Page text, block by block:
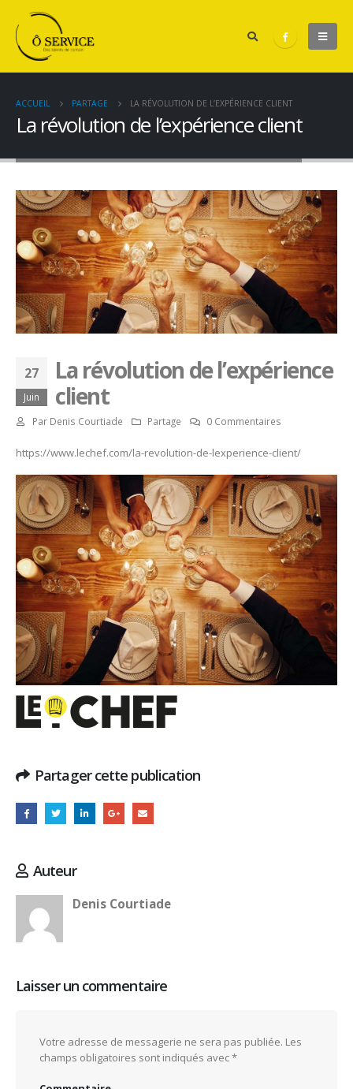
ACCUEIL PARTAGE LA RÉVOLUTION DE L’EXPÉRIENCE CLIENT
La révolution de l’expérience client
27
Juin
La révolution de l’expérience
client
Par Denis Courtiade Partage 0 Commentaires
https://www.lechef.com/la-revolution-de-lexperience-client/
Partager cette publication
Auteur
Denis Courtiade
Laisser un commentaire
Votre adresse de messagerie ne sera pas publiée. Les
champs obligatoires sont indiqués avec*